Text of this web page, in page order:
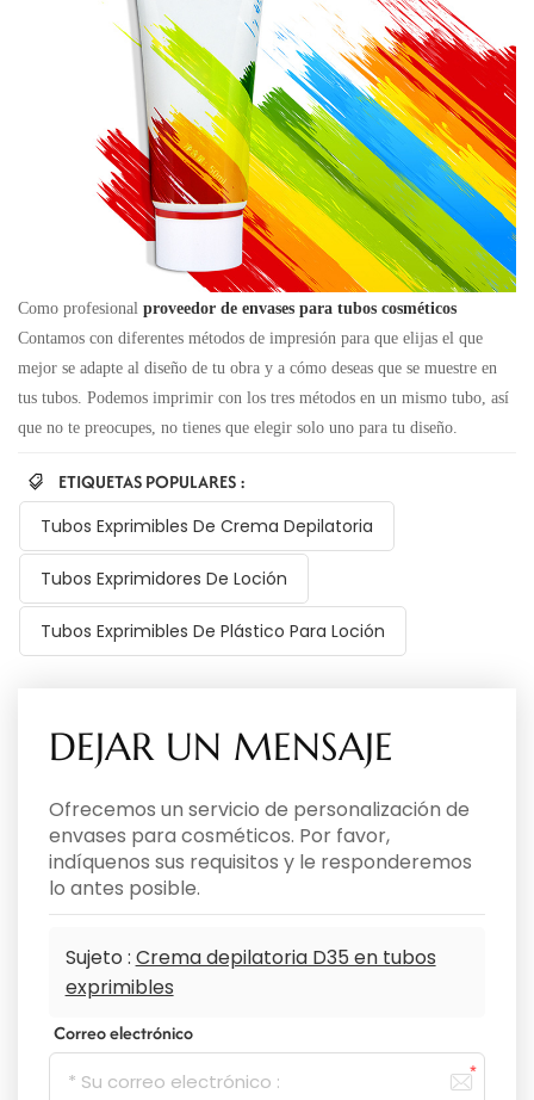
Como profesional proveedor de envases para tubos cosméticos
Contamos con diferentes métodos de impresión para que elijas el que
mejor se adapte al diseño de tu obra y a cómo deseas que se muestre en
tus tubos. Podemos imprimir con los tres métodos en un mismo tubo, así
que no te preocupes, no tienes que elegir solo uno para tu diseño.
ETIQUETAS POPULARES :
Tubos Exprimibles De Crema Depilatoria
Tubos Exprimidores De Loción
Tubos Exprimibles De Plástico Para Loción
DEJAR UN MENSAJE
Ofrecemos un servicio de personalización de
envases para cosméticos. Por favor,
indíquenos sus requisitos y le responderemos
lo antes posible.
Sujeto : Crema depilatoria D35 en tubos
exprimibles
Correo electrónico